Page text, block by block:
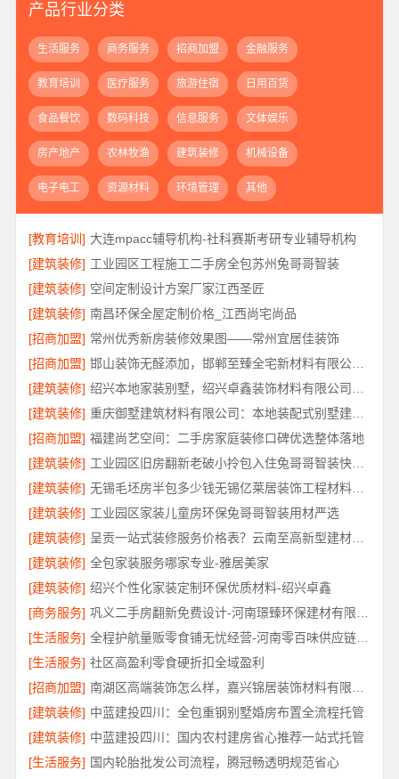
产品行业分类
生活服务 商务服务 招商加盟 金融服务
教育培训 医疗服务 旅游住宿 日用百货
食品餐饮 数码科技 信息服务 文体娱乐
房产地产 农林牧渔 建筑装修 机械设备
电子电工 资源材料 环境管理 其他
[教育培训] 大连mpacc辅导机构-社科赛斯考研专业辅导机构
[建筑装修] 工业园区工程施工二手房全包苏州兔哥哥智装
[建筑装修] 空间定制设计方案厂家江西圣匠
[建筑装修] 南昌环保全屋定制价格_江西尚宅尚品
[招商加盟] 常州优秀新房装修效果图——常州宜居佳装饰
[招商加盟]
邯山装饰无醛添加，邯郸至臻全宅新材料有限公司源头环保
[建筑装修]
[建筑装修]
重庆御墅建筑材料有限公司：本地装配式别墅建造零增项
[招商加盟] 福建尚艺空间：二手房家庭装修口碑优选整体落地
[建筑装修]
工业园区旧房翻新老破小拎包入住兔哥哥智装快速交付
[建筑装修]
无锡毛坯房半包多少钱无锡亿莱居装饰工程材料有限公司
[建筑装修] 工业园区家装儿童房环保兔哥哥智装用材严选
[建筑装修]
呈贡一站式装修服务价格表？云南至高新型建材有限公司闭口合同无增项
[建筑装修] 全包家装服务哪家专业-雅居美家
[建筑装修] 绍兴个性化家装定制环保优质材料-绍兴卓鑫
[商务服务]
[生活服务]
全程护航量贩零食铺无忧经营-河南零百味供应链有限公司
[生活服务] 社区高盈利零食硬折扣全域盈利
[招商加盟]
[建筑装修] 中蓝建投四川：全包重钢别墅婚房布置全流程托管
[建筑装修] 中蓝建投四川：国内农村建房省心推荐一站式托管
[生活服务] 国内轮胎批发公司流程，腾冠畅透明规范省心